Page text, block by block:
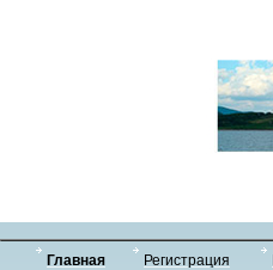
Главная Регистрация